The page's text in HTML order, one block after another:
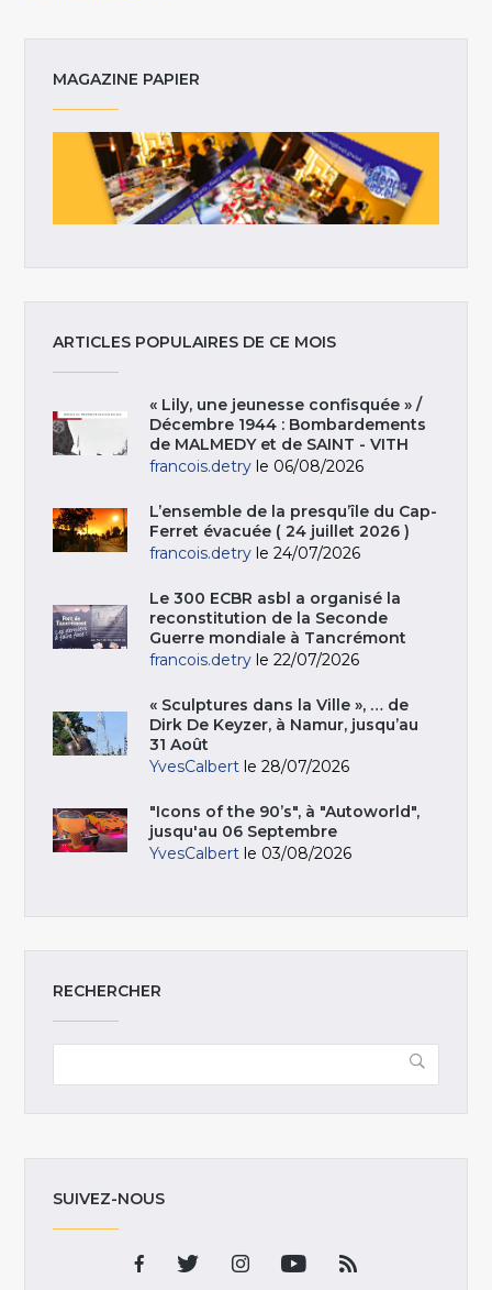
MAGAZINE PAPIER
ARTICLES POPULAIRES DE CE MOIS
« Lily, une jeunesse confisquée » /
Décembre 1944 : Bombardements
de MALMEDY et de SAINT - VITH
francois.detry le 06/08/2026
L’ensemble de la presqu’île du Cap-
Ferret évacuée ( 24 juillet 2026 )
francois.detry le 24/07/2026
Le 300 ECBR asbl a organisé la
reconstitution de la Seconde
Guerre mondiale à Tancrémont
francois.detry le 22/07/2026
« Sculptures dans la Ville », … de
Dirk De Keyzer, à Namur, jusqu’au
31 Août
YvesCalbert le 28/07/2026
"Icons of the 90’s", à "Autoworld",
jusqu'au 06 Septembre
YvesCalbert le 03/08/2026
RECHERCHER
SUIVEZ-NOUS